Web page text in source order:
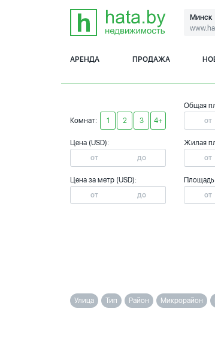
Минск
АРЕНДА ПРОДАЖА
Комнат: 1 2 3 4+
Цена (USD):
Цена за метр (USD):
Общая
Жилая
Улица Тип Район Микрорайон